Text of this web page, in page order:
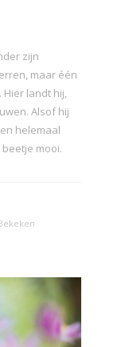
zijn
maar één
Hier landt hij,
Alsof hij
helemaal
mooi.